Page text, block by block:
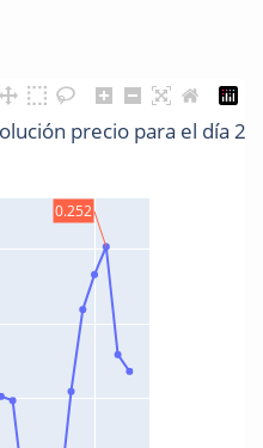
precio para el día
0.252